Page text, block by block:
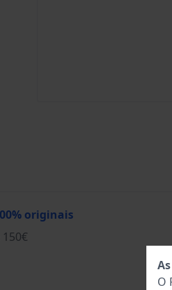
originais
O